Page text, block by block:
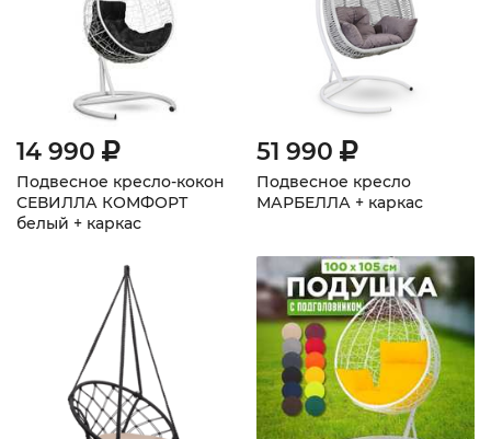
14 990
Подвесное кресло-кокон
СЕВИЛЛА КОМФОРТ
белый + каркас
51 990
Подвесное кресло
МАРБЕЛЛА + каркас